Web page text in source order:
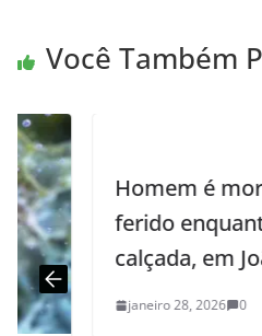
Você Também
Homem é morto a
ferido enquanto
calçada, em João
janeiro 28, 2026 0